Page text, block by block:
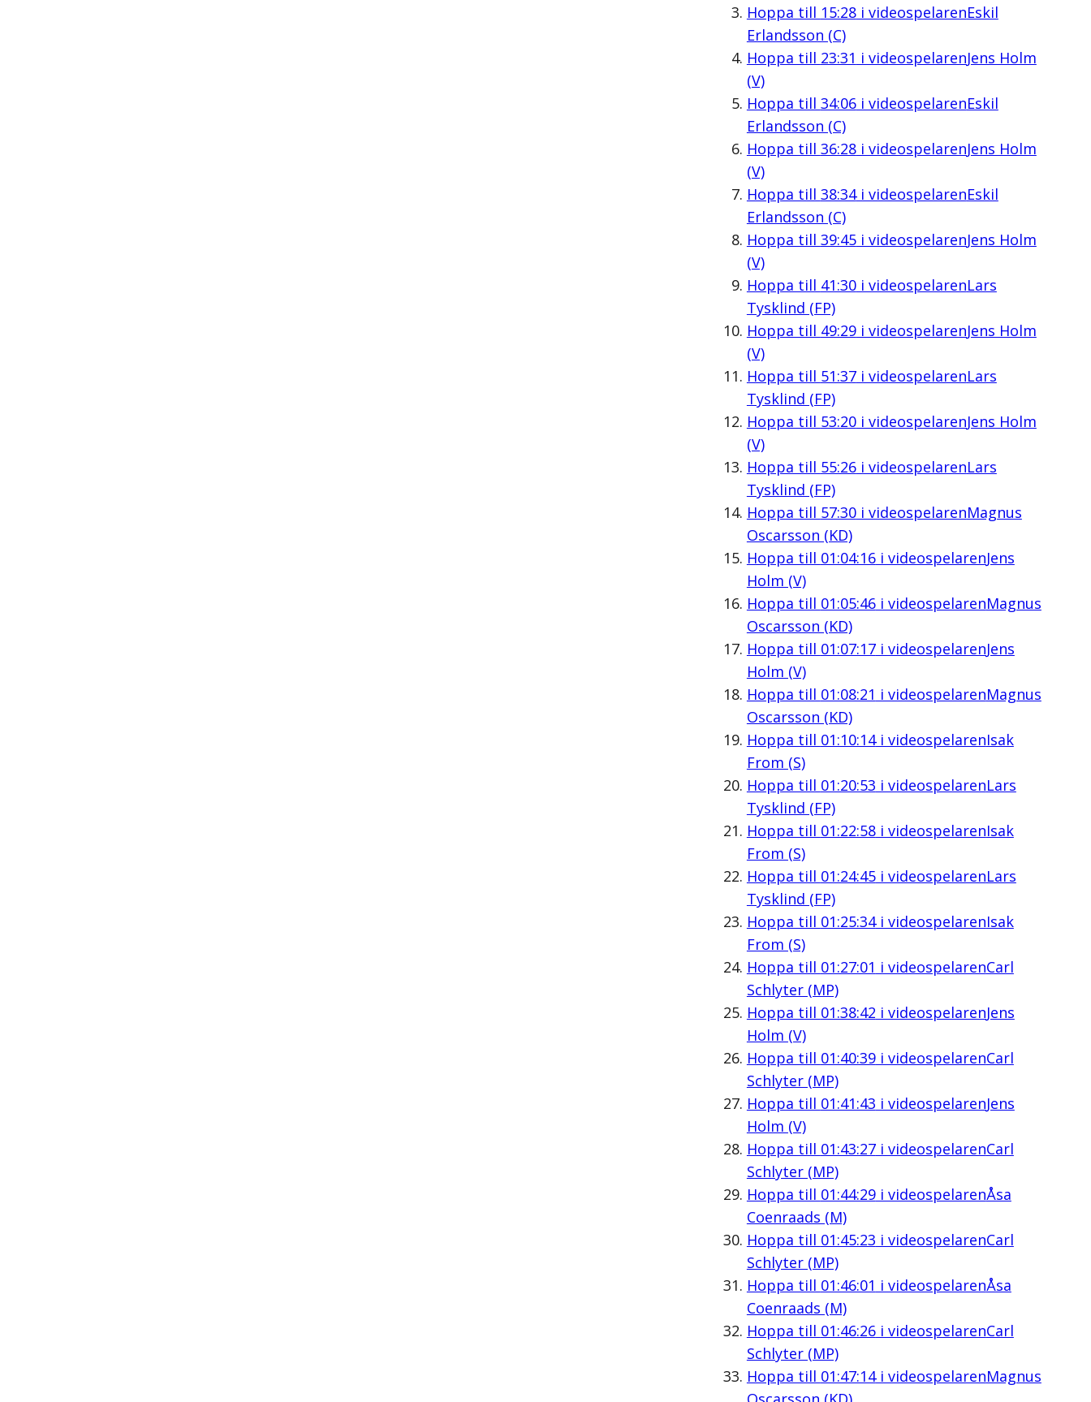
Hoppa till 15:28i videospelarenEskil
Erlandsson (C)
Hoppa till 23:31 i videospelarenJens Holm
(V)
Hoppa till 34:06i videospelarenEskil
Erlandsson (C)
Hoppa till 36:28i videospelarenJens Holm
(V)
Hoppa till 38:34i videospelarenEskil
Erlandsson (C)
Hoppa till 39:45i videospelarenJens Holm
(V)
Hoppa till 41:30i videospelarenLars
Tysklind (FP)
Hoppa till 49:29i videospelarenJens Holm
(V)
Hoppa till 51:37i videospelarenLars
Tysklind (FP)
Hoppa till 53:20i videospelarenJens Holm
(V)
Hoppa till 55:26i videospelarenLars
Tysklind (FP)
Hoppa till 57:30i videospelarenMagnus
Oscarsson (KD)
Hoppa till 01:04:16i videospelarenJens
Holm (V)
Hoppa till 01:05:46i videospelarenMagnus
Oscarsson (KD)
Hoppa till 01:07:17i videospelarenJens
Holm (V)
Hoppa till 01:08:21 i videospelarenMagnus
Oscarsson (KD)
Hoppa till 01:10:14i videospelarenIsak
From (S)
Hoppa till 01:20:53 i videospelarenLars
Tysklind (FP)
Hoppa till 01:22:58i videospelarenIsak
From (S)
Hoppa till 01:24:45i videospelarenLars
Tysklind (FP)
Hoppa till 01:25:34i videospelarenIsak
From (S)
Hoppa till 01:27:01 i videospelarenCarl
Schlyter (MP)
Hoppa till 01:38:42 i videospelarenJens
Holm (V)
Hoppa till 01:40:39i videospelarenCarl
Schlyter (MP)
Hoppa till 01:41:43 i videospelarenJens
Holm (V)
Hoppa till 01:43:27i videospelarenCarl
Schlyter (MP)
Hoppa till 01:44:29i videospelarenÅsa
Coenraads (M)
Hoppa till 01:45:23 i videospelarenCarl
Schlyter (MP)
Hoppa till 01:46:01 i videospelarenÅsa
Coenraads (M)
Hoppa till 01:46:26i videospelarenCarl
Schlyter (MP)
Hoppa till 01:47:14i videospelarenMagnus